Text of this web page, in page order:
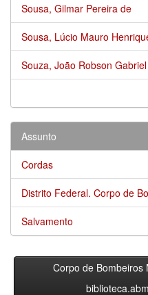
Sousa, Gilmar Pereira de
Sousa, Lúcio Mauro
Souza, João Robson
Assunto
Cordas
Distrito Federal. Corpo de
Salvamento
Corpo de Bombeiros